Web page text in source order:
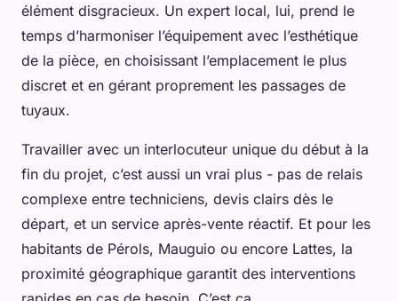
élément disgracieux. Un expert local, lui, prend le
temps d’harmoniser l’équipement avec l’esthétique
de la pièce, en choisissant l’emplacement le plus
discret et en gérant proprement les passages de
tuyaux.
Travailler avec un interlocuteur unique du début à la
fin du projet, c’est aussi un vrai plus - pas de relais
complexe entre techniciens, devis clairs dès le
départ, et un service après-vente réactif. Et pour les
habitants de Pérols, Mauguio ou encore Lattes, la
proximité géographique garantit des interventions